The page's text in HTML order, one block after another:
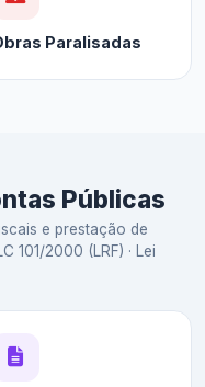
Paralisadas
Públicas
e prestação de
101/2000 (LRF) · Lei